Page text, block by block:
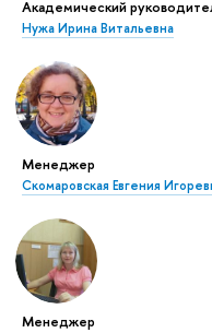
Академический
Нужа Ирина Витальевна
Менеджер
Скомаровская Евгения
Менеджер